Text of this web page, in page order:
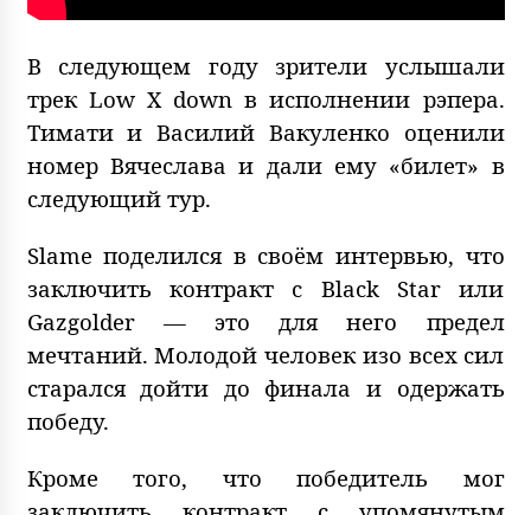
В следующем году зрители услышали
трек Low X down в исполнении рэпера.
Тимати и Василий Вакуленко оценили
номер Вячеслава и дали ему «билет» в
следующий тур.
Slame поделился в своём интервью, что
заключить контракт с Black Star или
Gazgolder — это для него предел
мечтаний. Молодой человек изо всех сил
старался дойти до финала и одержать
победу.
Кроме того, что победитель мог